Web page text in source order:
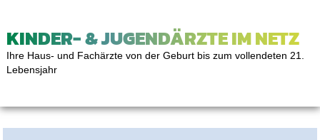
KINDER- & JUGENDÄRZTE IM NETZ
Ihre Haus- und Fachärzte von der Geburt bis zum vollendeten 21.
Lebensjahr